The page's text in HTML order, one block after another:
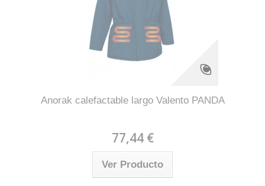
Anorak calefactable largo Valento PANDA
77,44 €
Ver Producto